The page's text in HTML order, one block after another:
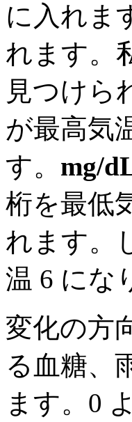
に入れま
れます。
見つけら
が最高気
す。 mg/
桁を最低
れます。
温 6 にな
変化の方
る血糖、
ます。0